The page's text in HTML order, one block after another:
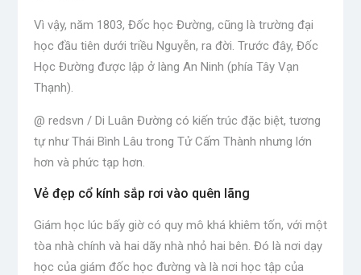
Vì vậy, năm 1803, Đốc học Đường, cũng là trường đại
học đầu tiên dưới triều Nguyễn, ra đời. Trước đây, Đốc
Học Đường được lập ở làng An Ninh (phía Tây Vạn
Thạnh).
@ redsvn / Di Luân Đường có kiến ​​trúc đặc biệt, tương
tự như Thái Bình Lâu trong Tử Cấm Thành nhưng lớn
hơn và phức tạp hơn.
Vẻ đẹp cổ kính sắp rơi vào quên lãng
Giám học lúc bấy giờ có quy mô khá khiêm tốn, với một
tòa nhà chính và hai dãy nhà nhỏ hai bên. Đó là nơi dạy
học của giám đốc học đường và là nơi học tập của